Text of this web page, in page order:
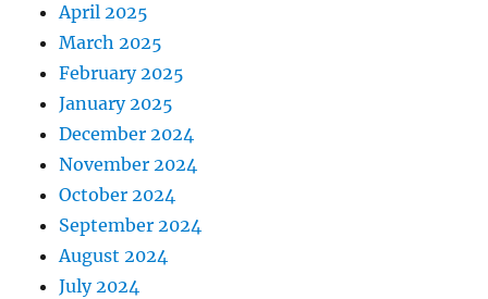
April 2025
March 2025
February 2025
January 2025
December 2024
November 2024
October 2024
September 2024
August 2024
July 2024